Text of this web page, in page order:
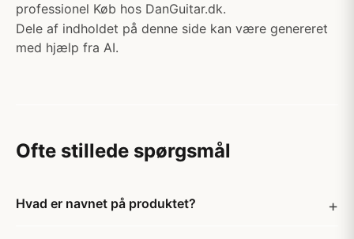
professionel Køb hos DanGuitar.dk.
Dele af indholdet på denne side kan være genereret
med hjælp fra AI.
Ofte stillede spørgsmål
Hvad er navnet på produktet?